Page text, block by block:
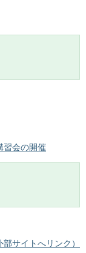
習会の開催
サイトへリンク）